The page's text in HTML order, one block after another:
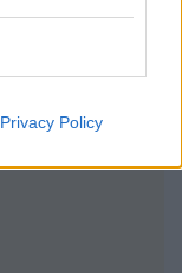
Privacy Policy